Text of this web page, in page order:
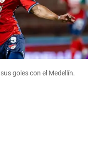
goles con el Medellín.